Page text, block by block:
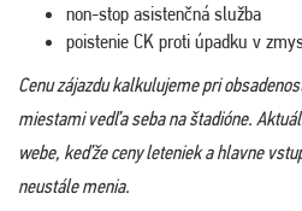
non-stop asistenčná služba
poistenie CK proti úpadku v
Cenu zájazdu kalkulujeme pri
miestami vedľa seba na štadióne.
webe, keďže ceny leteniek a hlavne
neustále menia.